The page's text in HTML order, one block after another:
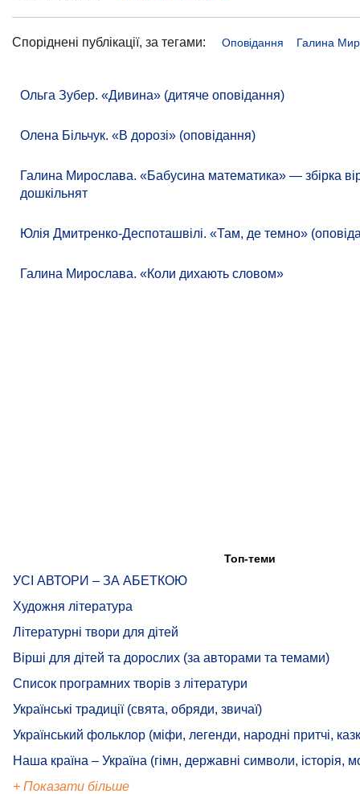
Споріднені публікації, за тегами: Оповідання Галина
Ольга Зубер. «Дивина» (дитяче оповідання)
Олена Більчук. «В дорозі» (оповідання)
Галина Мирослава. «Бабусина математика» — збірка
дошкільнят
Юлія Дмитренко-Деспоташвілі. «Там, де темно»
Галина Мирослава. «Коли дихають словом»
Топ-теми
УСІ АВТОРИ – ЗА АБЕТКОЮ
Художня література
Літературні твори для дітей
Вірші для дітей та дорослих (за авторами та темами)
Список програмних творів з літератури
Українські традиції (свята, обряди, звичаї)
Український фольклор (міфи, легенди, народні притчі,
Наша країна – Україна (гімн, державні символи, історія,
+ Показати більше